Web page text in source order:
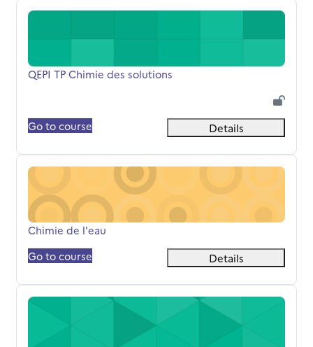
QEPI TP Chimie des solutions
Titolo del corso
QEPI TP Chimie des solutions
Go to course Details
Chimie de l'eau
Titolo del corso
Chimie de l'eau
Go to course
Details
Molécules naturelles en chimie organique